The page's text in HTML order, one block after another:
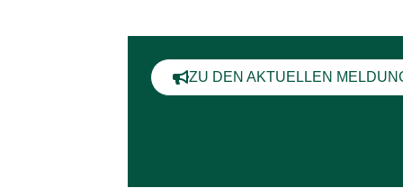
ZU DEN AKTUELLEN